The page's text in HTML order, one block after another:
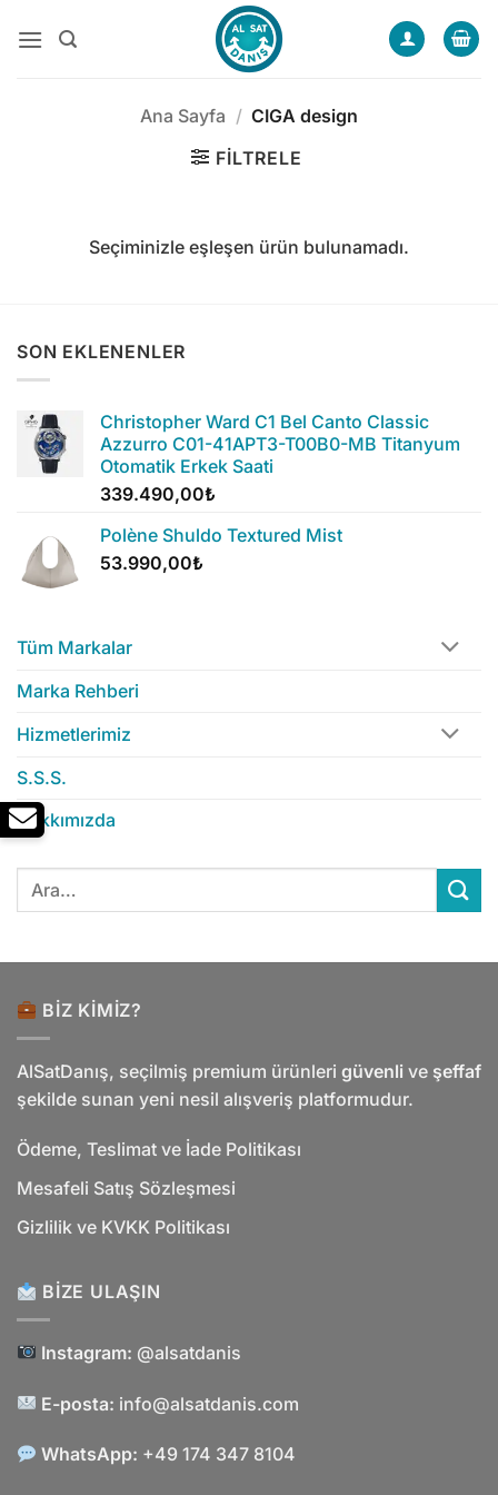
atla
Ana Sayfa / CIGA design
FILTRELE
Seçiminizle eşleşen ürün bulunamadı.
SON EKLENENLER
Christopher Ward C1 Bel Canto Classic
Azzurro C01-41APT3-T00B0-MB Titanyum
Otomatik Erkek Saati
339.490,00₺
Polène Shuldo Textured Mist
53.990,00₺
Tüm Markalar
Marka Rehberi
Hizmetlerimiz
S.S.S.
Hakkımızda
Ara:
BIZ KIMIZ?
AlSatDanış, seçilmiş premium ürünleri güvenli ve şeffaf
şekilde sunan yeni nesil alışveriş platformudur.
Ödeme, Teslimat ve İade Politikası
Mesafeli Satış Sözleşmesi
Gizlilik ve KVKK Politikası
BIZE ULAŞIN
Instagram: @alsatdanis
E-posta: info@alsatdanis.com
WhatsApp: +49 174 347 8104